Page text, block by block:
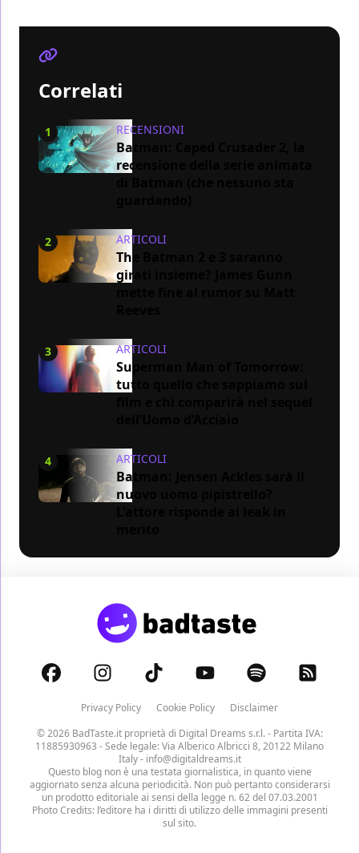
Correlati
1 RECENSIONI
Batman: Caped Crusader 2, la
recensione della serie animata
2 ARTICOLI
The Batman 2 e 3 saranno
girati insieme? James Gunn
3 ARTICOLI
Superman Man of Tomorrow:
tutto quello che sappiamo sul
4 ARTICOLI
Batman: Jensen Ackles sarà il
nuovo uomo pipistrello?
Privacy Policy Cookie Policy
Disclaimer
© 2026 BadTaste.it proprietà di Digital Dreams s.r.l.- Partita IVA:
11885930963 - Sede legale: Via Alberico Albricci 8, 20122 Milano
Italy - info@digitaldreams.it
Questo blog non è una testata giornalistica, in quanto viene
aggiornato senza alcuna periodicità. Non può pertanto considerarsi
un prodotto editoriale ai sensi della legge n. 62 del 07.03.2001
Photo Credits: l’editore ha i diritti di utilizzo delle immagini presenti
sul sito.